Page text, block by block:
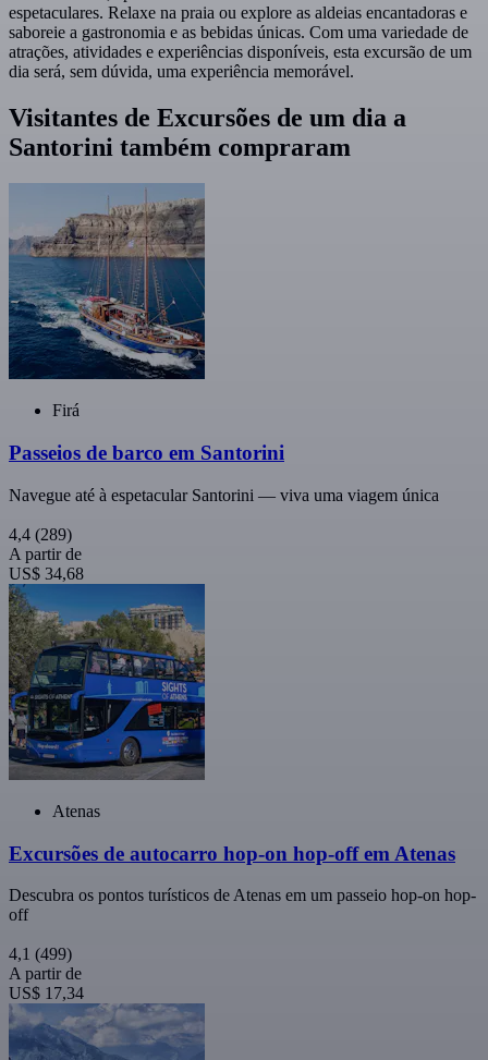
espetaculares. Relaxe na praia ou explore as aldeias encantadoras e
saboreie a gastronomia e as bebidas únicas. Com uma variedade de
atrações, atividades e experiências disponíveis, esta excursão de um
dia será, sem dúvida, uma experiência memorável.
Visitantes de Excursões de um dia a
Santorini também compraram
Firá
Passeios de barco em Santorini
Navegue até à espetacular Santorini — viva uma viagem única
4,4 (289)
A partir de
US$ 34,68
Atenas
Excursões de autocarro hop-on hop-off em Atenas
Descubra os pontos turísticos de Atenas em um passeio hop-on hop-
off
4,1 (499)
A partir de
US$ 17,34